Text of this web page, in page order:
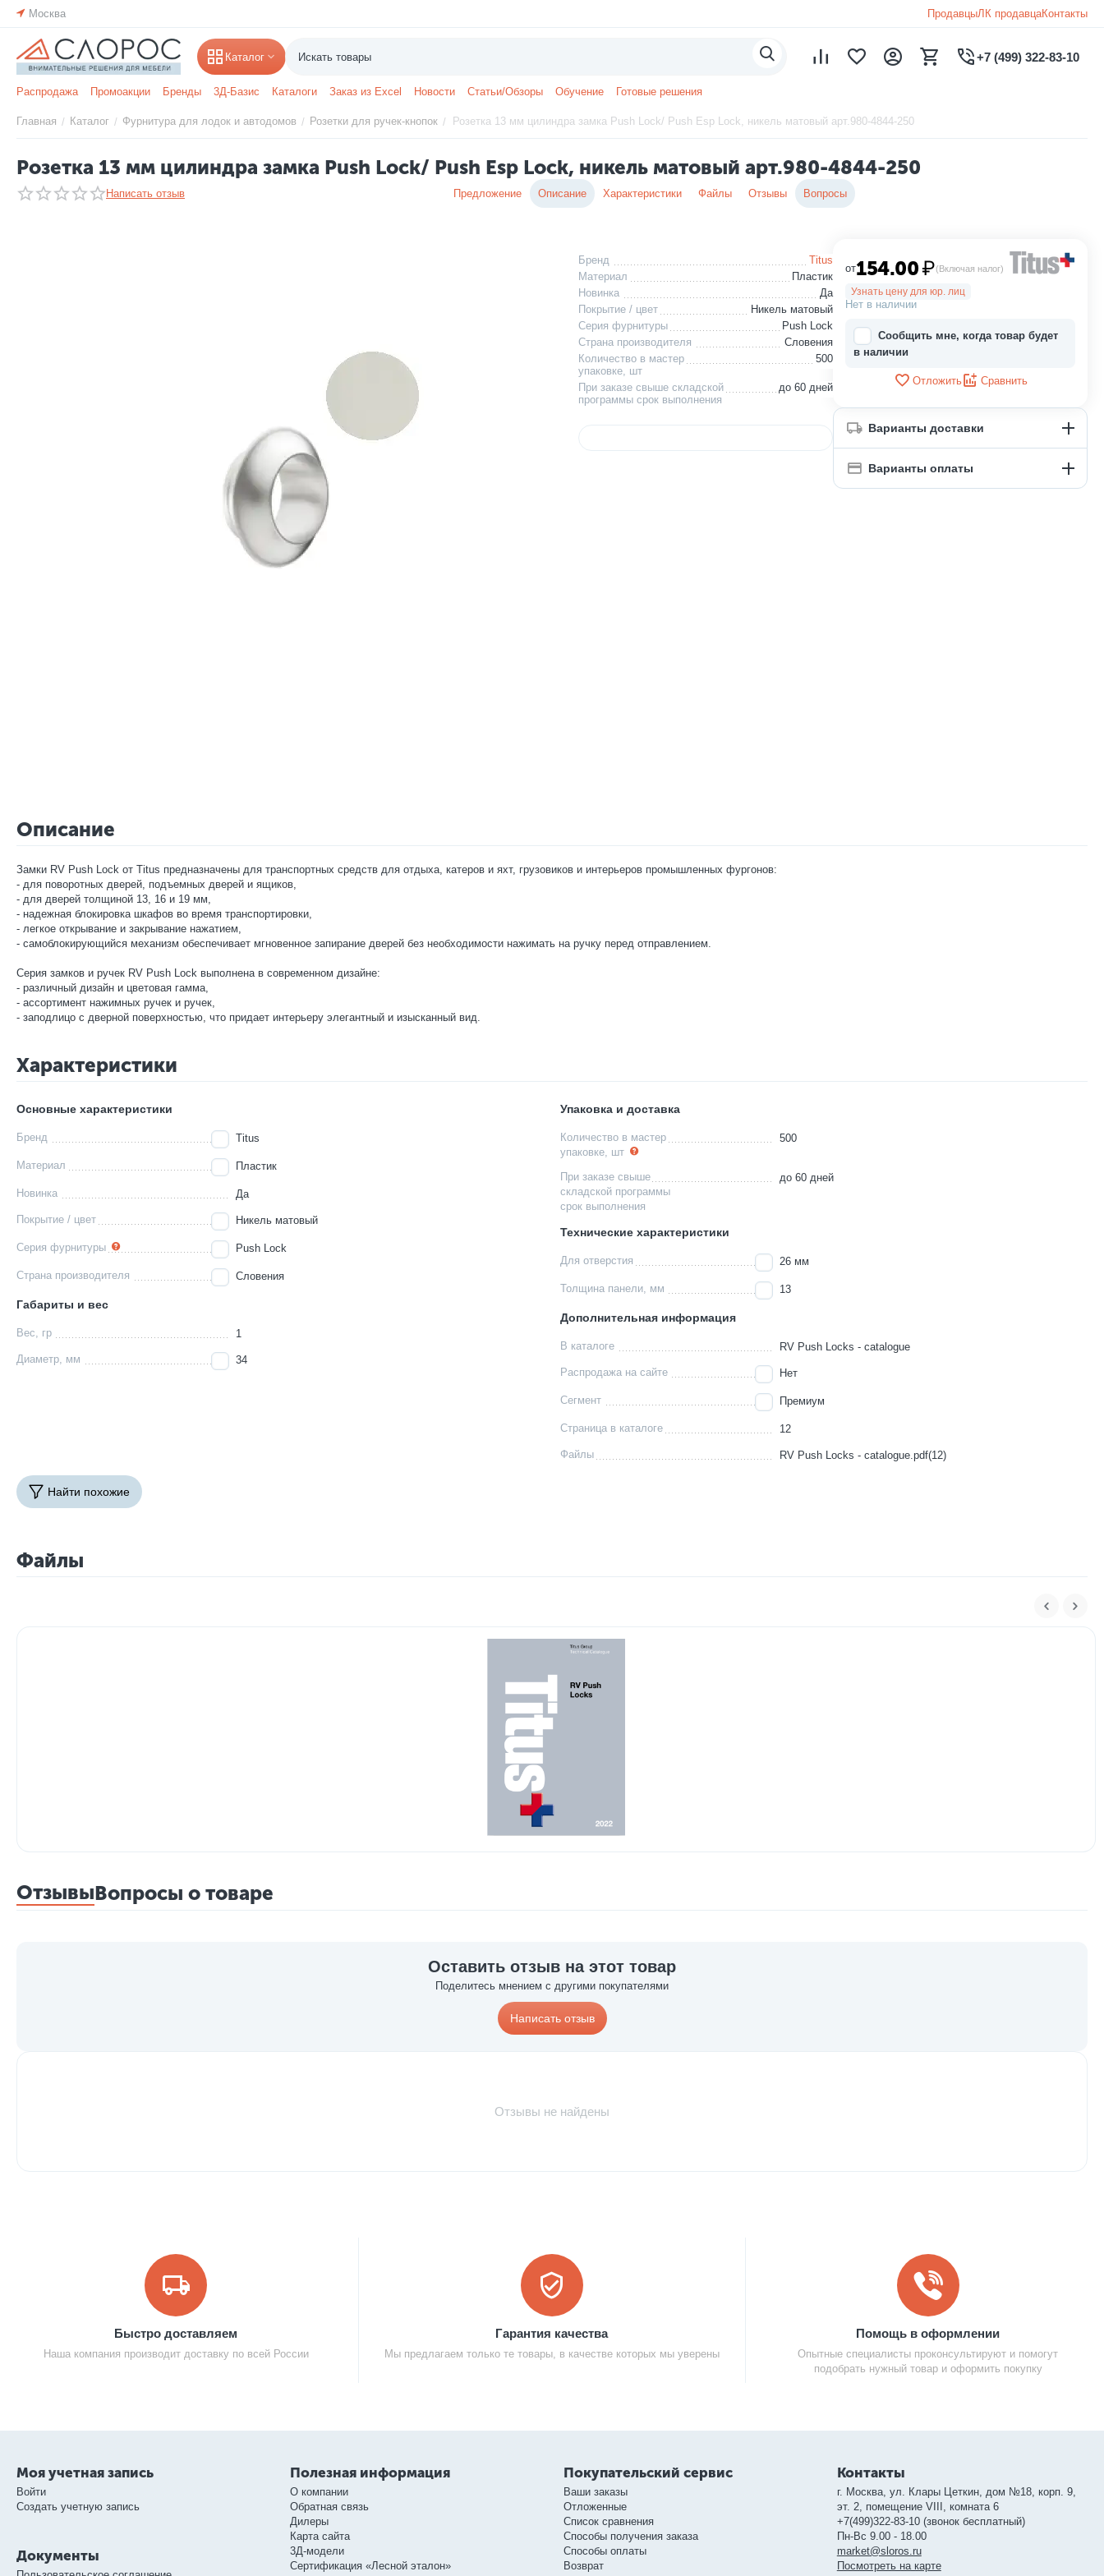
Москва ПродавцыЛК продавцаКонтакты
Каталог +7 (499) 322-83-10
Распродажа Промоакции Бренды 3Д-Базис Каталоги Заказ из Excel Новости Статьи/Обзоры Обучение Готовые решения
Главная / Каталог / Фурнитура для лодок и автодомов / Розетки для ручек-кнопок / Розетка 13 мм цилиндра замка Push Lock/ Push Esp Lock, никель матовый арт.980-4844-250
Розетка 13 мм цилиндра замка Push Lock/ Push Esp Lock, никель матовый арт.980-4844-250
Написать отзыв Предложение Описание Характеристики Файлы Отзывы Вопросы
Бренд
Titus
Материал
Пластик
Новинка
Да
Покрытие / цвет
Никель матовый
Серия фурнитуры
Push Lock
Страна производителя
Словения
Количество в мастер
упаковке, шт
500
При заказе свыше складской
программы срок выполнения
до 60 дней
от154.00₽(Включая налог)
Узнать цену для юр. лиц
Нет в наличии
Сообщить мне, когда товар будет
в наличии
Отложить Сравнить
Варианты доставки
Варианты оплаты
Описание
Замки RV Push Lock от Titus предназначены для транспортных средств для отдыха, катеров и яхт, грузовиков и интерьеров промышленных фургонов:
- для поворотных дверей, подъемных дверей и ящиков,
- для дверей толщиной 13, 16 и 19 мм,
- надежная блокировка шкафов во время транспортировки,
- легкое открывание и закрывание нажатием,
- самоблокирующийся механизм обеспечивает мгновенное запирание дверей без необходимости нажимать на ручку перед отправлением.
Серия замков и ручек RV Push Lock выполнена в современном дизайне:
- различный дизайн и цветовая гамма,
- ассортимент нажимных ручек и ручек,
- заподлицо с дверной поверхностью, что придает интерьеру элегантный и изысканный вид.
Характеристики
Основные характеристики
Бренд Titus
Материал Пластик
Новинка Да
Покрытие / цвет Никель матовый
Серия фурнитуры Push Lock
Страна производителя Словения
Габариты и вес
Вес, гр 1
Диаметр, мм 34
Упаковка и доставка
Количество в мастер
упаковке, шт
500
При заказе свыше
складской программы
срок выполнения
до 60 дней
Технические характеристики
Для отверстия 26 мм
Толщина панели, мм 13
Дополнительная информация
В каталоге RV Push Locks - catalogue
Распродажа на сайте Нет
Сегмент Премиум
Страница в каталоге 12
Файлы RV Push Locks - catalogue.pdf(12)
Найти похожие
Файлы
ОтзывыВопросы о товаре
Оставить отзыв на этот товар
Поделитесь мнением с другими покупателями
Написать отзыв
Отзывы не найдены
Быстро доставляем
Наша компания производит доставку по всей России
Гарантия качества
Мы предлагаем только те товары, в качестве которых мы уверены
Помощь в оформлении
Опытные специалисты проконсультируют и помогут
подобрать нужный товар и оформить покупку
Моя учетная запись
Войти
Создать учетную запись
Документы
Полезная информация
О компании
Обратная связь
Дилеры
Карта сайта
3Д-модели
Сертификация «Лесной эталон»
Покупательский сервис
Ваши заказы
Отложенные
Список сравнения
Способы получения заказа
Способы оплаты
Возврат
Контакты
г. Москва, ул. Клары Цеткин, дом №18, корп. 9,
эт. 2, помещение VIII, комната 6
+7(499)322-83-10 (звонок бесплатный)
Пн-Вс 9.00 - 18.00
market@sloros.ru
Посмотреть на карте